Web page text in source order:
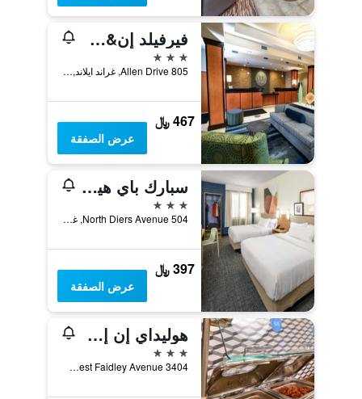
فيرفيلد إن&سويتس باي ماريوت جراند أيلاند
3 نجوم
805 Allen Drive, غراند ايلاند, NE, الولايات المتحدة الأميريكية
467 ﷼
عرض الصفقة
سبارك باي هيلتون جراند أيلاند
3 نجوم
504 North Diers Avenue, غراند ايلاند, NE, الولايات المتحدة الأميريكية
397 ﷼
عرض الصفقة
هوليداي إن إكسبرس هوتل آند سويتس جراند أيلاند باي آيتش جي
3 نجوم
3404 West Faidley Avenue, غراند ايلاند, NE, الولايات المتحدة الأميريكية